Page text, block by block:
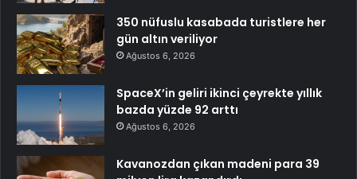
350 nüfuslu kasabada turistlere her
gün altın veriliyor
Ağustos 6, 2026
SpaceX’in geliri ikinci çeyrekte yıllık
bazda yüzde 92 arttı
Ağustos 6, 2026
Kavanozdan çıkan madeni para 39